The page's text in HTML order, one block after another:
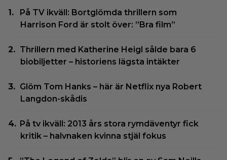
På TV ikväll: Bortglömda thrillern som
Harrison Ford är stolt över: ”Bra film”
Thrillern med Katherine Heigl sålde bara 6
biobiljetter – historiens lägsta intäkter
Glöm Tom Hanks – här är Netflix nya Robert
Langdon-skådis
På tv ikväll: 2013 års stora rymdäventyr fick
kritik – halvnaken kvinna stjäl fokus